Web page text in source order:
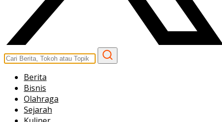
Berita
Bisnis
Olahraga
Sejarah